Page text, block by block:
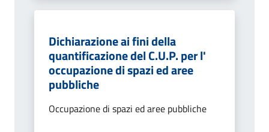
Dichiarazione ai fini della
quantificazione del C.U.P. per l'
occupazione di spazi ed aree
pubbliche
Occupazione di spazi ed aree pubbliche